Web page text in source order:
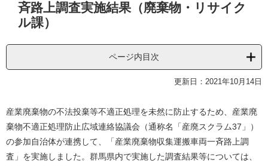
斉路上調査実施結果（廃棄物・リサイク
ル課）
ページ内目次
更新日：2021年10月14日
産業廃棄物の不法投棄等不適正処理を未然に防止するため、産業廃
棄物不適正処理防止広域連絡協議会（通称名「産廃スクラム37」）
の参加自治体が連携して、「産業廃棄物収集運搬車両一斉路上調
査」を実施しました。群馬県内で実施した調査結果等については、